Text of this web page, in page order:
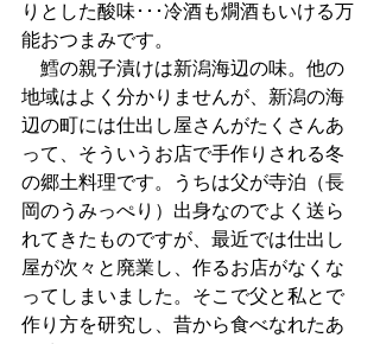
りとした酸味･･･冷酒も燗酒もいける万
能おつまみです。
鱈の親子漬けは新潟海辺の味。他の
地域はよく分かりませんが、新潟の海
辺の町には仕出し屋さんがたくさんあ
って、そういうお店で手作りされる冬
の郷土料理です。うちは父が寺泊（長
岡のうみっぺり）出身なのでよく送ら
れてきたものですが、最近では仕出し
屋が次々と廃業し、作るお店がなくな
ってしまいました。そこで父と私とで
作り方を研究し、昔から食べなれたあ